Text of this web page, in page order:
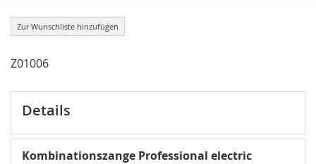
Zur Wunschliste hinzufügen
Z01006
Details
Kombinationszange Professional electric